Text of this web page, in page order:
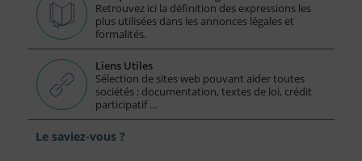
Retrouvez ici la définition des expressions les
plus utilisées dans les annonces légales et
formalités.
Liens Utiles
Sélection de sites web pouvant aider toutes
sociétés : documentation, textes de loi, crédit
participatif ...
Le saviez-vous ?